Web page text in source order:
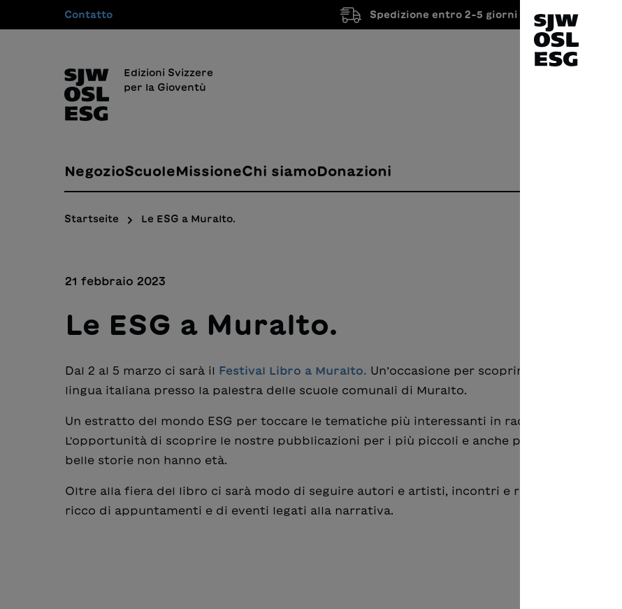
Passa alla navigazione principale
Contatto Spedizione entro 2-5 giorni lavorativi
Edizioni Svizzere
per la Gioventù
NegozioScuoleMissioneChi siamoDonazioni
Startseite Le ESG a Muralto.
21 febbraio 2023
Le ESG a Muralto.
Dal 2 al 5 marzo ci sarà il Festival Libro a Muralto. Un’occasione per scoprire i nostri libretti
lingua italiana presso la palestra delle scuole comunali di Muralto.
Un estratto del mondo ESG per toccare le tematiche più interessanti in racconti brevi.
L'opportunità di scoprire le nostre pubblicazioni per i più piccoli e anche per i più grandi.
belle storie non hanno età.
Oltre alla fiera del libro ci sarà modo di seguire autori e artisti, incontri e recite in un
ricco di appuntamenti e di eventi legati alla narrativa.